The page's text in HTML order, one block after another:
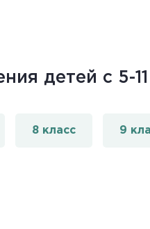
детей с 5-11
8 класс 9